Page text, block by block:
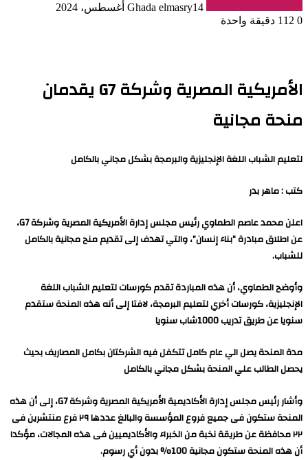
Ghada elmasry14 أغسطس، 2024
0
دقيقة واحدة
الأمريكية المصرية وشركة G7 يقدمان
منحة مجانية
لتعليم الشباب اللغة الإنجليزية والبرمجة بشكل مجاني بالكامل
كتب : ماهر بدر
اعلن محمد عاصم الطماوي رئيس مجلس إدارة الأمريكية المصرية وشركة G7،
عن اطلاق مبادرة “بناء إنسان”، والتي تهدف إلى تقديم منح مجانية بالكامل
للشباب.
وأوضح الطماوي، أن هذه المباردة تقدم كورسات لتعليم الشباب اللغة
الإنجليزية، كورسات أخري لتعليم البرمجة، لافتا إلى أنه هذه المنحة ستقدم
سنويا عن طريق تدريب 1000شاب سنويا
مدة المنحة يصل الي عام كامل تتكفل فيه الشركتان بكامل المصاريف بحيث
يحصل الطالب علي المنحة بشكل مجاني بالكامل
وأشار رئيس مجلس إدارة الأكاديمية الأمريكية المصرية وشركة G7، إلى أن هذه
المنحة ستكون فى جميع فروع المؤسسة والبالغ عددها ٢٩ فرع منتشرين فى
٢٢ محافظة عن طريقة نخبة من الخبراء والأكاديميين فى هذه المجالات، مؤكدا
أن هذه المنحة ستكون مجانية 100% بدون أي رسوم.